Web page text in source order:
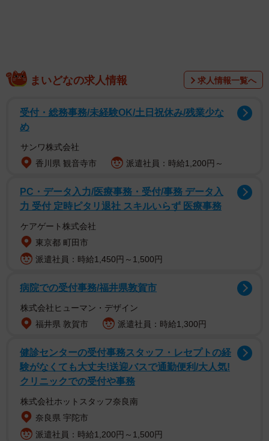
例年、インフルエンザは秋口から翌年3月頃にかけて流行
ナの感染再拡大が危惧されています。怖いのは「同時流
行」の可能性があるということ。そのためにも、インフル
エンザの流行を抑えることが大切です。
の注目も高く、10月1日からは重症化しやすいといわれてい
る65歳以上の高齢者のインフルエンザ予防注射がスター
ト。10月26日からは医療従事者、妊婦、児童らを優先しな
がら、一般の人への接種も始まりました。一部のクリニッ
クでは、予防注射の予約自体、困難な状況が続いていると
は重要で、屋内でのマスク着用は守りましょう。
新型コロナとインフルエンザはどう見分ける？
患者さんからの質問で「新型コロナとインフルエンザは
どう見極めるのですか？」というものが増えています。正
直言って、医療関係者でも見極めるのは難しいです。新型
コロナもインフルエンザもともに「呼吸器感染症」で、症
状もよく似ています。たとえば発熱、頭痛、筋肉痛、咳と
いった症状はどちらにも見られます。
まいどなの求人情報 求人情報一覧へ
受付・総務事務/未経験OK/土日祝休み/残業少な
め
サンワ株式会社
香川県 観音寺市
派遣社員：時給1,200円～
PC・データ入力/医療事務・受付/事務 データ入
力 受付 定時ピタリ退社 スキルいらず 医療事務
ケアゲート株式会社
東京都 町田市
派遣社員：時給1,450円～1,500円
病院での受付事務/福井県敦賀市
株式会社ヒューマン・デザイン
福井県 敦賀市
派遣社員：時給1,300円
健診センターの受付事務スタッフ・レセプトの経
験がなくても大丈夫!送迎バスで通勤便利/大人気!
クリニックでの受付や事務
株式会社ホットスタッフ奈良南
奈良県 宇陀市
派遣社員：時給1,200円～1,500円